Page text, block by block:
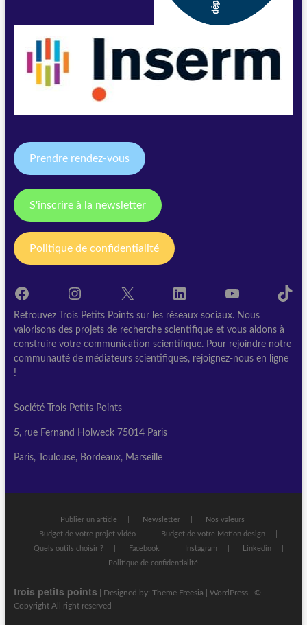
Prendre rendez-vous
S'inscrire à la newsletter
Politique de confidentialité
FacebookInstagram
X LinkedInYouTube
Retrouvez Trois Petits Points sur les réseaux sociaux. Nous
valorisons des projets de recherche scientifique et vous aidons à
construire votre communication scientifique. Pour rejoindre notre
communauté de médiateurs scientifiques, rejoignez-nous en ligne
!
Société Trois Petits Points
5, rue Fernand Holweck 75014 Paris
Paris, Toulouse, Bordeaux, Marseille
Publier un article Newsletter
Nos valeurs
Budget de votre projet vidéo
Budget de votre Motion design
Quels outils choisir ?
Facebook Instagram
Linkedin
Politique de confidentialité
trois petits points | Designed by: Theme Freesia WordPress| ©
Copyright All right reserved